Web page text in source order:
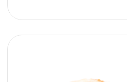
denemeyenler ise